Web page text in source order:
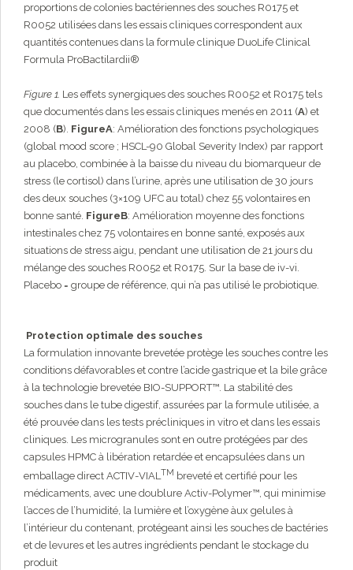
proportions de colonies bactériennes des souches R0175 et
R0052 utilisées dans les essais cliniques correspondent aux
quantités contenues dans la formule clinique DuoLife Clinical
Formula ProBactilardii®
Figure 1. Les effets synergiques des souches R0052 et R0175 tels
que documentés dans les essais cliniques menés en 2011 (A) et
2008 (B). FigureA: Amélioration des fonctions psychologiques
(global mood score ; HSCL-90 Global Severity Index) par rapport
au placebo, combinée à la baisse du niveau du biomarqueur de
stress (le cortisol) dans l’urine, après une utilisation de 30 jours
des deux souches (3×109 UFC au total) chez 55 volontaires en
bonne santé. FigureB: Amélioration moyenne des fonctions
intestinales chez 75 volontaires en bonne santé, exposés aux
situations de stress aigu, pendant une utilisation de 21 jours du
mélange des souches R0052 et R0175. Sur la base de iv-vi.
Placebo = groupe de référence, qui n’a pas utilisé le probiotique.
Protection optimale des souches
La formulation innovante brevetée protège les souches contre les
conditions défavorables et contre l’acide gastrique et la bile grâce
à la technologie brevetée BIO-SUPPORT™. La stabilité des
souches dans le tube digestif, assurées par la formule utilisée, a
été prouvée dans les tests précliniques in vitro et dans les essais
cliniques. Les microgranules sont en outre protégées par des
capsules HPMC à libération retardée et encapsulées dans un
emballage direct ACTIV-VIALTM breveté et certifié pour les
médicaments, avec une doublure Activ-Polymer™, qui minimise
l’acces de l’humidité, la lumière et l’oxygène àux gelules à
l’intérieur du contenant, protégeant ainsi les souches de bactéries
et de levures et les autres ingrédients pendant le stockage du
produit